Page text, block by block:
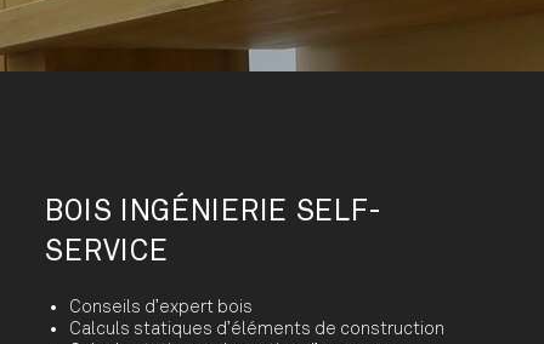
BOIS INGÉNIERIE SELF-
SERVICE
Conseils d’expert bois
Calculs statiques d’éléments de construction